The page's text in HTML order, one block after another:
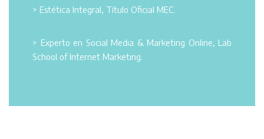
> Estética Integral, Título Oficial MEC.
> Experto en Social Media & Marketing Online, Lab
School of Internet Marketing.